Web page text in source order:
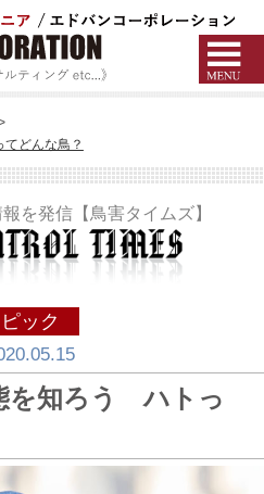
どんな鳥？
を発信【鳥害タイムズ】
ピック
を知ろう ハトっ